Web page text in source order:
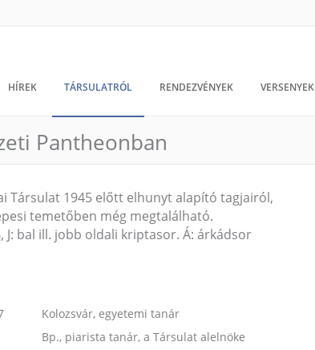
HÍREK TÁRSULATRÓL RENDEZVÉNYEK VERSENYEK
Pantheonban
Társulat 1945 előtt elhunyt alapító tagjairól,
temetőben még megtalálható.
J: bal ill. jobb oldali kriptasor. Á: árkádsor
Kolozsvár, egyetemi tanár
Bp., piarista tanár, a Társulat alelnöke